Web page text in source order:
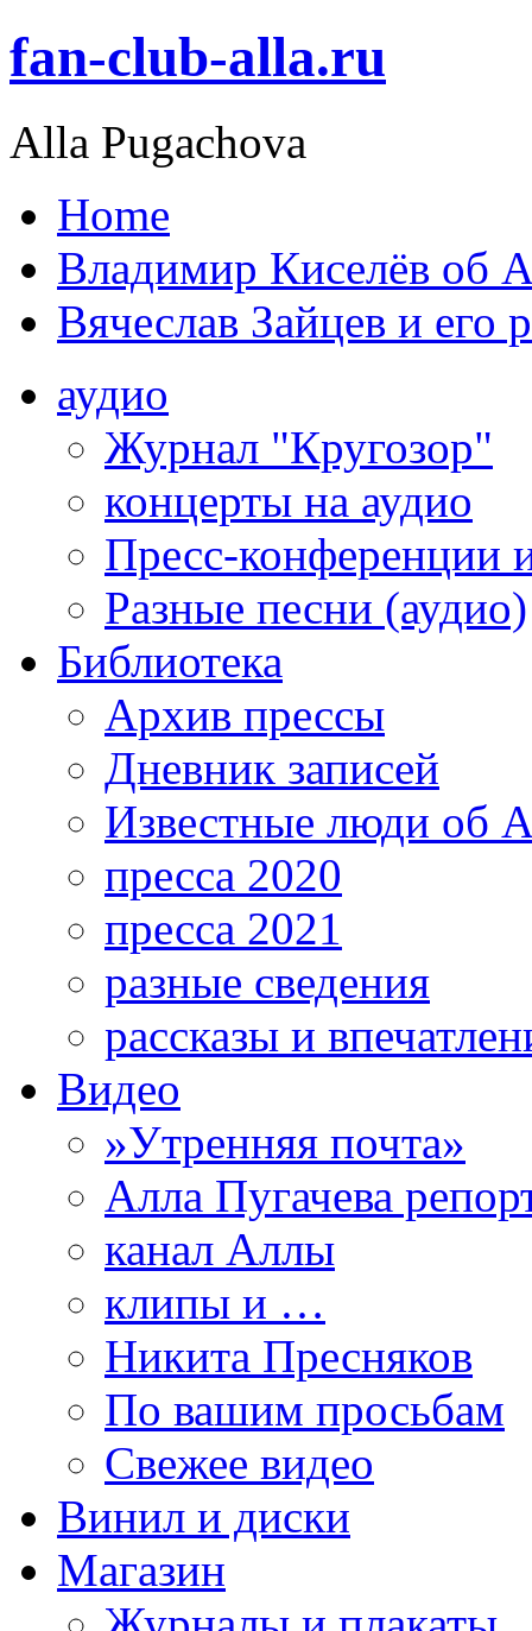
fan-club-alla.ru
Alla Pugachova
Home
Владимир Киселёв об
Вячеслав Зайцев и его
аудио
Журнал "Кругозор"
концерты на аудио
Пресс-конференции
Разные песни (аудио)
Библиотека
Архив прессы
Дневник записей
Известные люди об
пресса 2020
пресса 2021
разные сведения
рассказы и
Видео
»Утренняя почта»
Алла Пугачева
канал Аллы
клипы и …
Никита Пресняков
По вашим просьбам
Свежее видео
Винил и диски
Магазин